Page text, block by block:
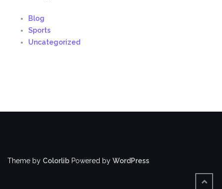
Blog
Sports
Uncategorized
Theme by Colorlib Powered by WordPress